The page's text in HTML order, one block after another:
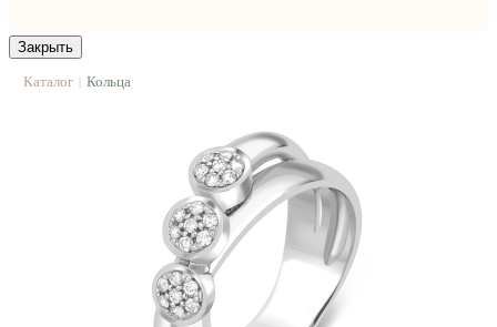
Закрыть
Каталог | Кольца